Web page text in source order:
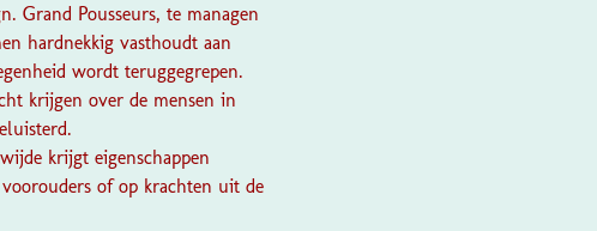
Grand Pousseurs, te managen
hardnekkig vasthoudt aan
wordt teruggegrepen.
krijgen over de mensen in
krijgt eigenschappen
of op krachten uit de